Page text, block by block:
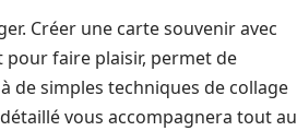
Créer une carte souvenir avec
faire plaisir, permet de
de simples techniques de collage
vous accompagnera tout au